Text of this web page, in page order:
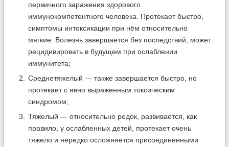
первичного заражения здорового
иммунокомпетентного человека. Протекает быстро,
симптомы интоксикации при нём относительно
мягкие. Болезнь завершается без последствий, может
рецидивировать в будущем при ослаблении
иммунитета;
Среднетяжелый — также завершается быстро, но
протекает с явно выраженным токсическим
синдромом;
Тяжелый — относительно редок, развивается, как
правило, у ослабленных детей, протекает очень
тяжело и нередко осложняется присоединенными